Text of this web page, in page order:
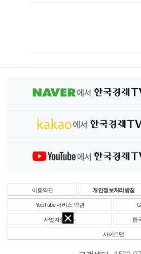
이용약관 개인정보처리방침
YouTube 서비스 약관
사업자정보 한
사이트맵